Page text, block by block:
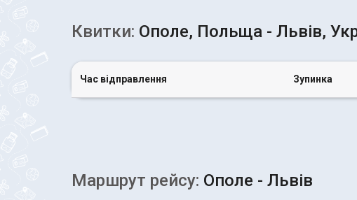
Квитки: Ополе, Польща - Львів,
Час відправлення Зупинка
Маршрут рейсу: Ополе - Львів